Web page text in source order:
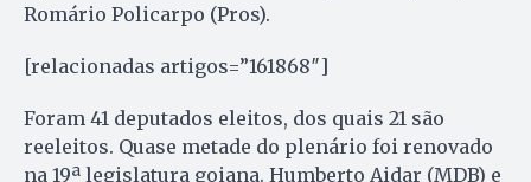
Romário Policarpo (Pros).
[relacionadas artigos=”161868″]
Foram 41 deputados eleitos, dos quais 21 são
reeleitos. Quase metade do plenário foi renovado
na 19ª legislatura goiana. Humberto Aidar (MDB) e